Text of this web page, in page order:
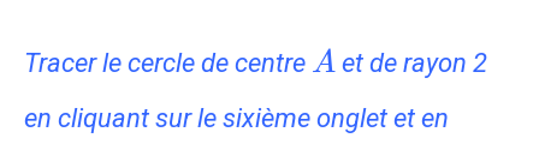
Tracer le cercle de centre A
A et de rayon 2
en cliquant sur le sixième onglet et en